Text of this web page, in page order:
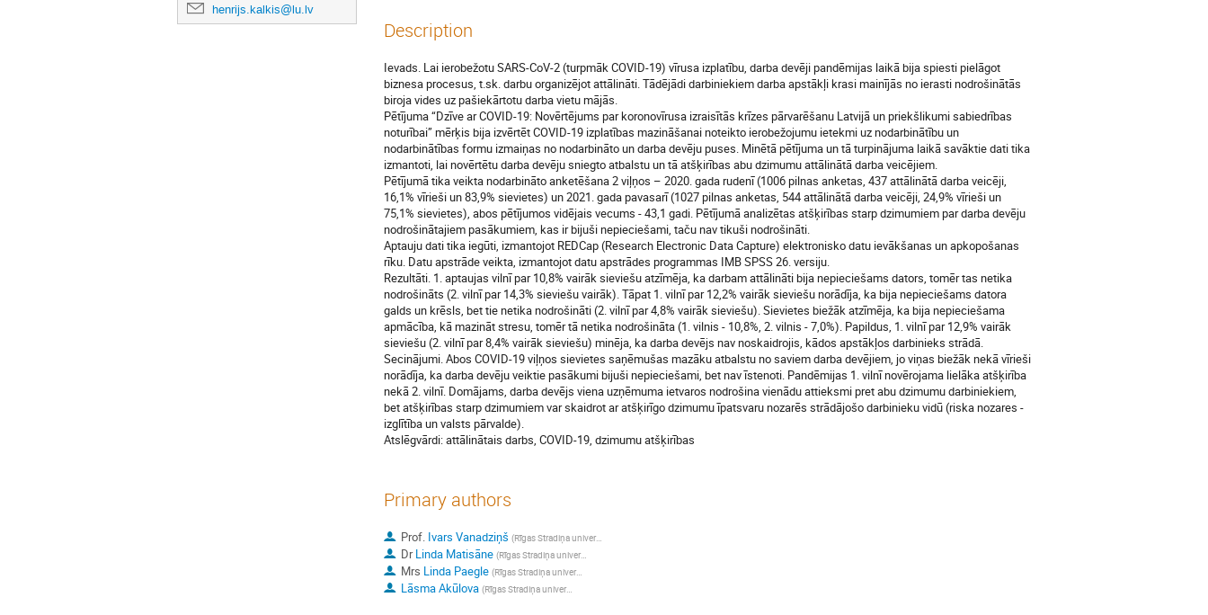
henrijs.kalkis@lu.lv
Description
Ievads. Lai ierobežotu SARS-CoV-2 (turpmāk COVID-19) vīrusa izplatību, darba devēji pandēmijas laikā bija spiesti pielāgot
biznesa procesus, t.sk. darbu organizējot attālināti. Tādējādi darbiniekiem darba apstākļi krasi mainījās no ierasti nodrošinātās
biroja vides uz pašiekārtotu darba vietu mājās.
Pētījuma “Dzīve ar COVID-19: Novērtējums par koronovīrusa izraisītās krīzes pārvarēšanu Latvijā un priekšlikumi sabiedrības
noturībai” mērķis bija izvērtēt COVID-19 izplatības mazināšanai noteikto ierobežojumu ietekmi uz nodarbinātību un
nodarbinātības formu izmaiņas no nodarbināto un darba devēju puses. Minētā pētījuma un tā turpinājuma laikā savāktie dati tika
izmantoti, lai novērtētu darba devēju sniegto atbalstu un tā atšķirības abu dzimumu attālinātā darba veicējiem.
Pētījumā tika veikta nodarbināto anketēšana 2 viļņos – 2020. gada rudenī (1006 pilnas anketas, 437 attālinātā darba veicēji,
16,1% vīrieši un 83,9% sievietes) un 2021. gada pavasarī (1027 pilnas anketas, 544 attālinātā darba veicēji, 24,9% vīrieši un
75,1% sievietes), abos pētījumos vidējais vecums - 43,1 gadi. Pētījumā analizētas atšķirības starp dzimumiem par darba devēju
nodrošinātajiem pasākumiem, kas ir bijuši nepieciešami, taču nav tikuši nodrošināti.
Aptauju dati tika iegūti, izmantojot REDCap (Research Electronic Data Capture) elektronisko datu ievākšanas un apkopošanas
rīku. Datu apstrāde veikta, izmantojot datu apstrādes programmas IMB SPSS 26. versiju.
Rezultāti. 1. aptaujas vilnī par 10,8% vairāk sieviešu atzīmēja, ka darbam attālināti bija nepieciešams dators, tomēr tas netika
nodrošināts (2. vilnī par 14,3% sieviešu vairāk). Tāpat 1. vilnī par 12,2% vairāk sieviešu norādīja, ka bija nepieciešams datora
galds un krēsls, bet tie netika nodrošināti (2. vilnī par 4,8% vairāk sieviešu). Sievietes biežāk atzīmēja, ka bija nepieciešama
apmācība, kā mazināt stresu, tomēr tā netika nodrošināta (1. vilnis - 10,8%, 2. vilnis - 7,0%). Papildus, 1. vilnī par 12,9% vairāk
sieviešu (2. vilnī par 8,4% vairāk sieviešu) minēja, ka darba devējs nav noskaidrojis, kādos apstākļos darbinieks strādā.
Secinājumi. Abos COVID-19 viļņos sievietes saņēmušas mazāku atbalstu no saviem darba devējiem, jo viņas biežāk nekā vīrieši
norādīja, ka darba devēju veiktie pasākumi bijuši nepieciešami, bet nav īstenoti. Pandēmijas 1. vilnī novērojama lielāka atšķirība
nekā 2. vilnī. Domājams, darba devējs viena uzņēmuma ietvaros nodrošina vienādu attieksmi pret abu dzimumu darbiniekiem,
bet atšķirības starp dzimumiem var skaidrot ar atšķirīgo dzimumu īpatsvaru nozarēs strādājošo darbinieku vidū (riska nozares -
izglītība un valsts pārvalde).
Atslēgvārdi: attālinātais darbs, COVID-19, dzimumu atšķirības
Primary authors
Prof. Ivars Vanadziņš (Rīgas Stradiņa universitātes Darba drošības un vides veselības institūts
DrLinda Matisāne (Rīgas Stradiņa universitātes Darba drošības un vides veselības institūts
Mrs Linda Paegle (Rīgas Stradiņa universitātes Darba drošības un vides veselības institūts
Lāsma Akūlova (Rīgas Stradiņa universitātes Darba drošības un vides veselības institūts